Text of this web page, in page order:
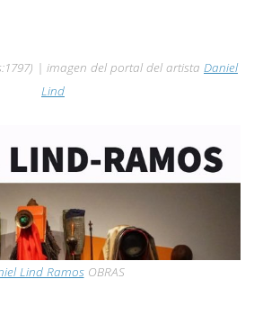
| imagen del portal del artista Daniel
Lind
Lind RamosOBRAS